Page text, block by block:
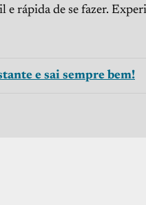
e rápida de se fazer.
e sai sempre bem!